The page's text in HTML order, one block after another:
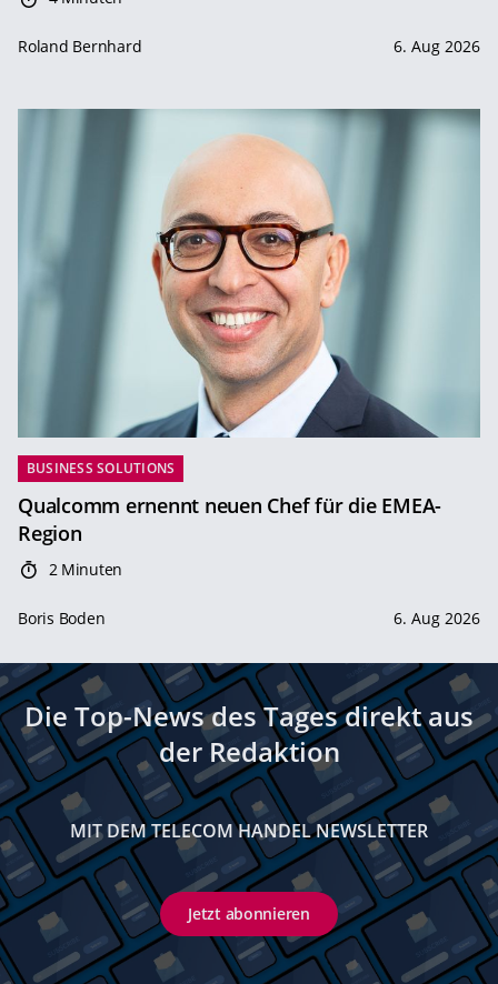
Roland Bernhard 6. Aug 2026
BUSINESS SOLUTIONS
Qualcomm ernennt neuen Chef für die EMEA-
Region
2 Minuten
Boris Boden 6. Aug 2026
Die Top-News des Tages direkt aus
der Redaktion
MIT DEM TELECOM HANDEL NEWSLETTER
Jetzt abonnieren